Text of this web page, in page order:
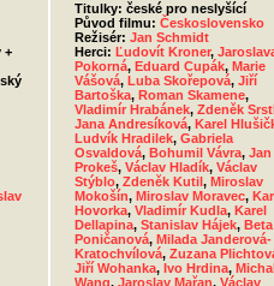
+
Titulky: české pro neslyšící
Původ filmu: Československo
Režisér: Jan Schmidt
Herci: Ľudovít Kroner,
Pokorná, Eduard Cupák, Marie
Vášová, Luba Skořepová, Jiří
Bartoška, Roman Skamene,
Vladimír Hrabánek, Zdeněk
Jana Andresíková, Karel
Ludvík Hradilek, Gabriela
Osvaldová, Bohumil Vávra, Jan
Prokeš, Václav Hladík, Václav
Stýblo, Zdeněk Kutil, Miroslav
Mokošín, Miroslav Moravec,
Hovorka, Vladimír Kudla, Karel
Dellapina, Stanislav Hájek, Beta
Poničanová, Milada Janderová-
Kratochvílová, Zuzana
Jiří Wohanka, Ivo Hrdina,
Wang, Jaroslav Mařan, Václav